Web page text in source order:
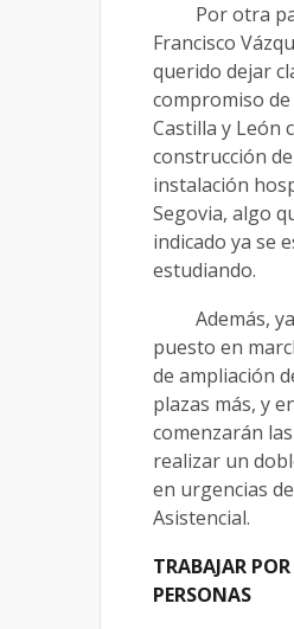
Por otra
Francisco
querido dejar
compromiso de
Castilla y León
construcción
instalación
Segovia, algo
indicado ya se
estudiando.
Además, ya
puesto en
de ampliación
plazas más, y
comenzarán
realizar un
en urgencias
Asistencial.
TRABAJAR
PERSONAS